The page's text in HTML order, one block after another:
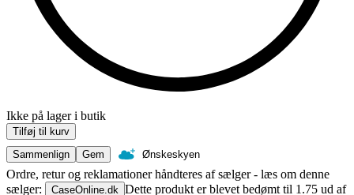
Ikke på lager i butik
Tilføj til kurv
Sammenlign
Gem Ønskeskyen
Ordre, retur og reklamationer håndteres af sælger - læs om denne
sælger:
CaseOnline.dk Dette produkt er blevet bedømt til 1.75 ud af